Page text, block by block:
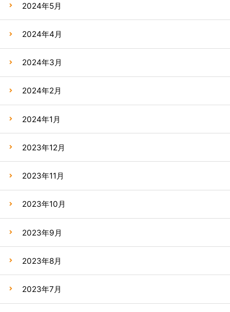
2024年5月
2024年4月
2024年3月
2024年2月
2024年1月
2023年12月
2023年11月
2023年10月
2023年9月
2023年8月
2023年7月